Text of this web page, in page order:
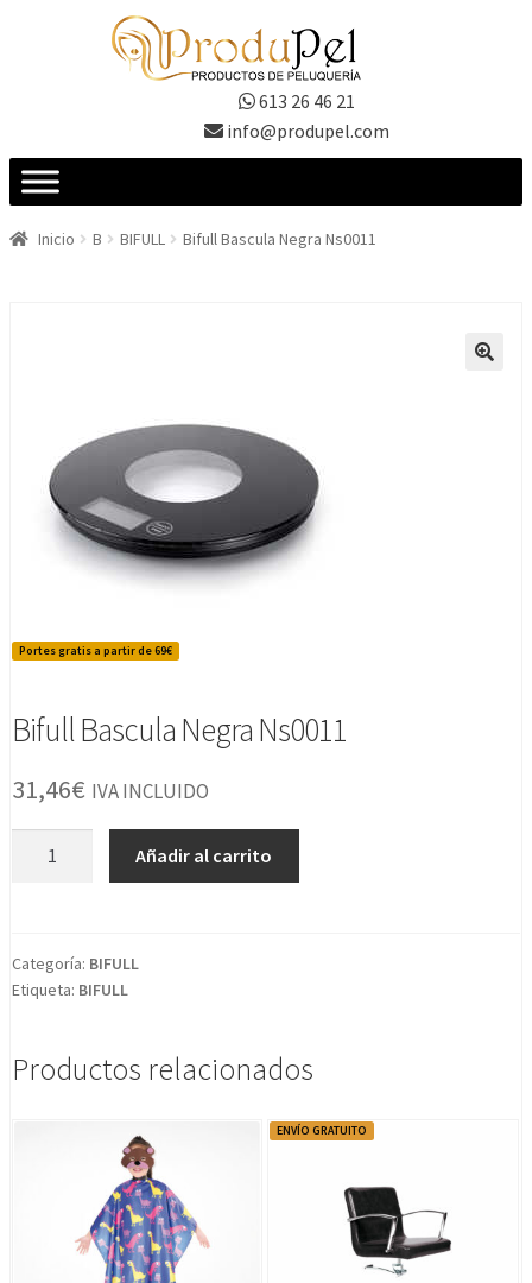
613 26 46 21
info@produpel.com
Inicio B BIFULL Bifull Bascula Negra Ns0011
Portes gratis a partir de 69€
Bifull Bascula Negra Ns0011
31,46€ IVA INCLUIDO
cantidad
Añadir al carrito
Categoría: BIFULL
Etiqueta: BIFULL
Productos relacionados
ENVÍO GRATUITO